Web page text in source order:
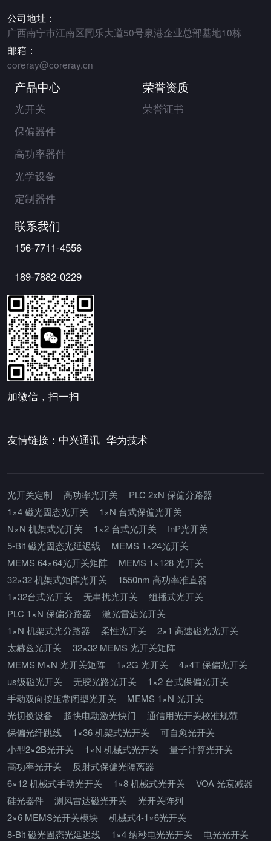
公司地址：
广西南宁市江南区同乐大道50号泉港企业总部基地10栋
邮箱：
coreray@coreray.cn
产品中心
光开关
保偏器件
高功率器件
光学设备
定制器件
荣誉资质
荣誉证书
联系我们
156-7711-4556
189-7882-0229
加微信，扫一扫
友情链接： 中兴通讯 华为技术
光开关定制 高功率光开关
PLC 2xN 保偏分路器
1×4 磁光固态光开关
1×N 台式保偏光开关
N×N 机架式光开关
1×2 台式光开关
InP光开关
5-Bit 磁光固态光延迟线
MEMS 1×24光开关
MEMS 64×64光开关矩阵
MEMS 1×128 光开关
32×32 机架式矩阵光开关
1550nm 高功率准直器
1×32台式光开关
无串扰光开关
组播式光开关
PLC 1×N 保偏分路器
激光雷达光开关
1×N 机架式光分路器
柔性光开关
2×1 高速磁光光开关
太赫兹光开关
32×32 MEMS 光开关矩阵
MEMS M×N 光开关矩阵
1×2G 光开关
4×4T 保偏光开关
us级磁光开关
无胶光路光开关
1×2 台式保偏光开关
手动双向按压常闭型光开关
MEMS 1×N 光开关
光切换设备
超快电动激光快门
通信用光开关校准规范
保偏光纤跳线
1×36 机架式光开关
可自愈光开关
小型2×2B光开关
1×N 机械式光开关
量子计算光开关
高功率光开关
反射式保偏光隔离器
6×12 机械式手动光开关
1×8 机械式光开关
VOA 光衰减器
硅光器件
测风雷达磁光开关
光开关阵列
2×6 MEMS光开关模块
机械式4-1×6光开关
8-Bit 磁光固态光延迟线
1×4 纳秒电光光开关 电光光开关